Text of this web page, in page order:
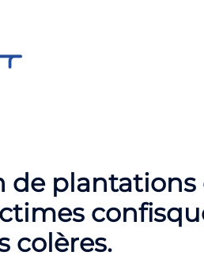
plantations
colères.